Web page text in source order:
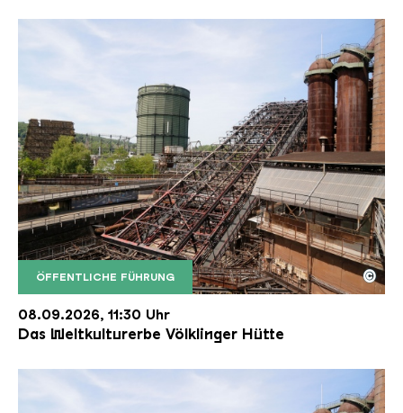
ÖFFENTLICHE FÜHRUNG
Der Erzschrägaufzug der Völklinger Hütte mit
Copyright: Weltkulturerbe Völklinger Hütte | Karl
©
08.09.2026, 11:30 Uhr
Das Weltkulturerbe Völklinger Hütte